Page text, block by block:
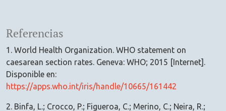
Referencias
1. World Health Organization. WHO statement on
caesarean section rates. Geneva: WHO; 2015 [Internet].
Disponible en:
https://apps.who.int/iris/handle/10665/161442
2. Binfa, L.; Crocco, P.; Figueroa, C.; Merino, C.; Neira, R.;